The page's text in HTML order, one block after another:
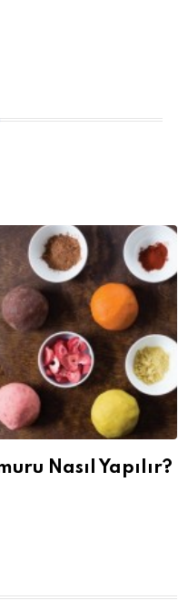
Nasıl Yapılır?